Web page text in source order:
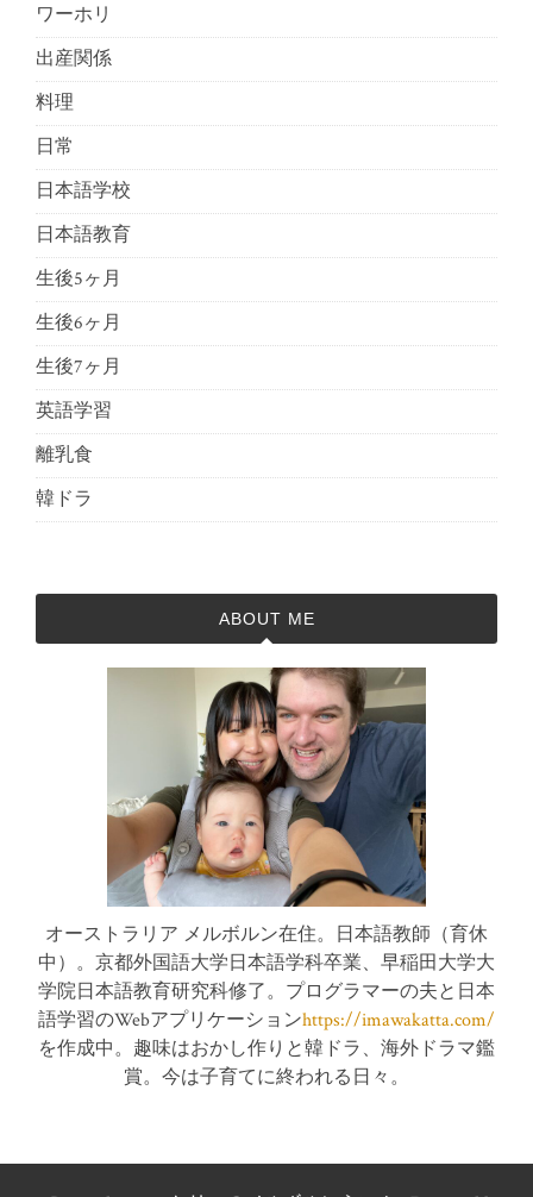
ワーホリ
出産関係
料理
日常
日本語学校
日本語教育
生後5ヶ月
生後6ヶ月
生後7ヶ月
英語学習
離乳食
韓ドラ
ABOUT ME
オーストラリア メルボルン在住。日本語教師（育休
中）。京都外国語大学日本語学科卒業、早稲田大学大
学院日本語教育研究科修了。プログラマーの夫と日本
語学習のWebアプリケーションhttps://imawakatta.com/
を作成中。趣味はおかし作りと韓ドラ、海外ドラマ鑑
賞。今は子育てに終われる日々。